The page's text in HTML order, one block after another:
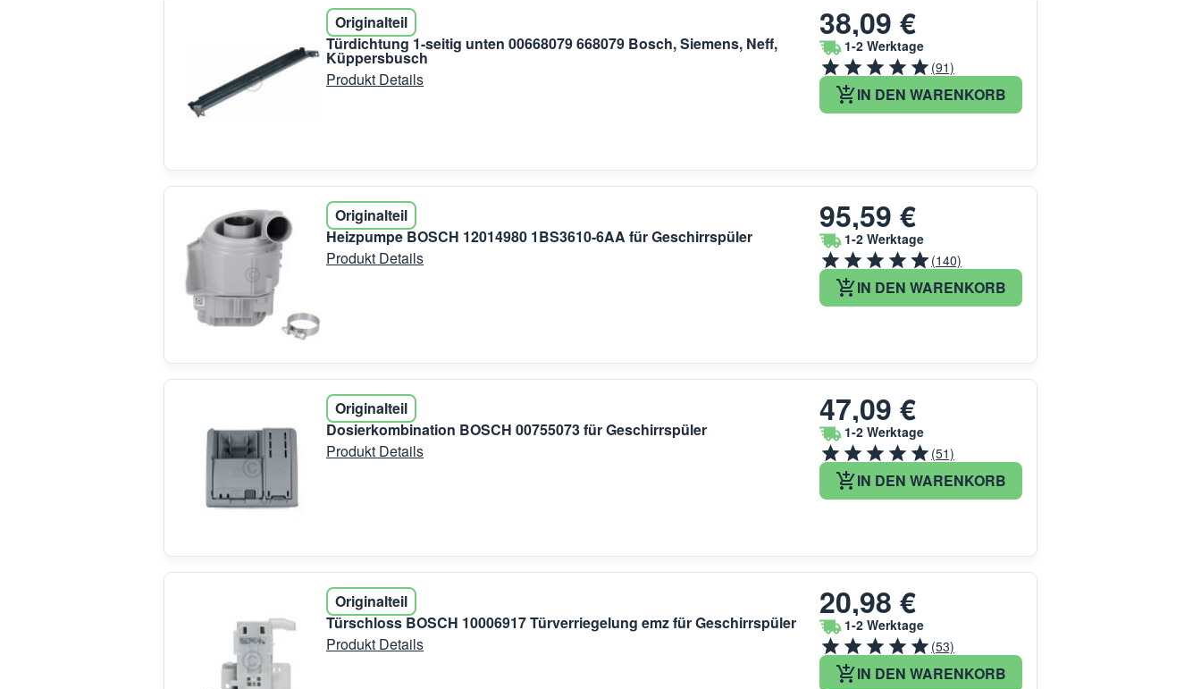
Originalteil
Türdichtung 1-seitig unten 00668079 668079 Bosch, Siemens, Neff,
Küppersbusch
Produkt Details
38,09 €
1-2 Werktage
(91)
IN DEN WARENKORB
Originalteil
Heizpumpe BOSCH 12014980 1BS3610-6AA für Geschirrspüler
Produkt Details
95,59 €
1-2 Werktage
(140)
IN DEN WARENKORB
Originalteil
Dosierkombination BOSCH 00755073 für Geschirrspüler
Produkt Details
47,09 €
1-2 Werktage
(51)
IN DEN WARENKORB
Originalteil
Türschloss BOSCH 10006917 Türverriegelung emz für Geschirrspüler
Produkt Details
20,98 €
1-2 Werktage
(53)
IN DEN WARENKORB